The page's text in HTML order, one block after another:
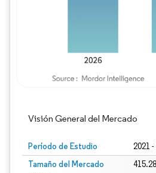
Visión General del Mercado
Período de Estudio 2021 -
Tamaño del Mercado